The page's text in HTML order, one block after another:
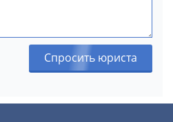
Спросить юриста